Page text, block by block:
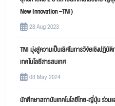
New Innovation –TNI)
28 Aug 2023
TNI มุ่งสู่ความเป็นเลิศในการวิจัยเชิงปฏิบั
เทคโนโลยีสารสนเทศ
08 May 2024
นักศึกษาสถาบันเทคโนโลยีไทย-ญี่ปุ่น ร่วม